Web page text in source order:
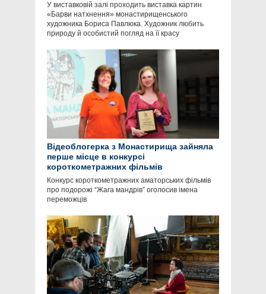
У виставковій залі проходить виставка картин
«Барви натхнення» монастирищенського
художника Бориса Павлюка. Художник любить
природу й особистий погляд на її красу
Відеоблогерка з Монастирища зайняла
перше місце в конкурсі
короткометражних фільмів
Конкурс короткометражних аматорських фільмів
про подорожі “Жага мандрів” оголосив імена
переможців